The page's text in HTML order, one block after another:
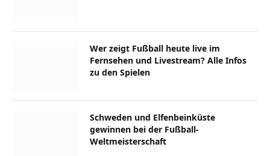
Wer zeigt Fußball heute live im
Fernsehen und Livestream? Alle Infos
zu den Spielen
Schweden und Elfenbeinküste
gewinnen bei der Fußball-
Weltmeisterschaft